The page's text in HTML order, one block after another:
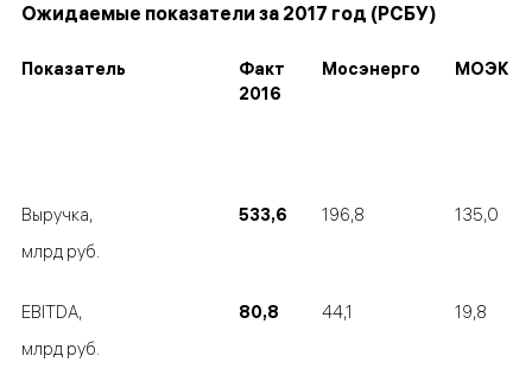
Ожидаемые показатели за 2017 год (РСБУ)
Показатель
Факт
2016
Мосэнерго МОЭК
Выручка,
млрд руб.
533,6 196,8 135,0
EBITDA,
млрд руб.
80,8 44,1 19,8